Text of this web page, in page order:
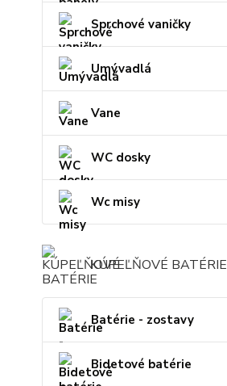
Sprchové vaničky
Umývadlá
Vane
WC dosky
Wc misy
KÚPEĽŇOVÉ BATÉRIE
Batérie - zostavy
Bidetové batérie